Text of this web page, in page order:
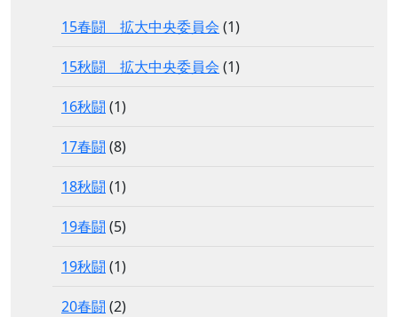
15春闘 拡大中央委員会 (1)
15秋闘 拡大中央委員会 (1)
16秋闘 (1)
17春闘 (8)
18秋闘 (1)
19春闘 (5)
19秋闘 (1)
20春闘 (2)